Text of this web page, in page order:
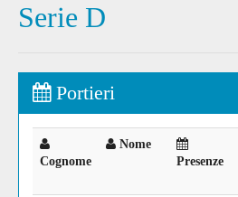
Serie D
Portieri
Cognome
Nome
Presenze